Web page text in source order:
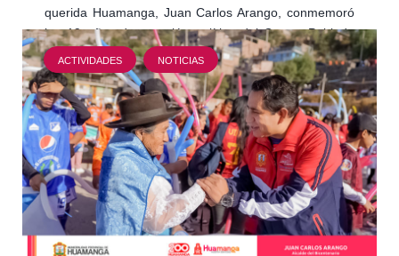
querida Huamanga, Juan Carlos Arango, conmemoró
los 19 años de creación política del Centro Poblado
de…
ACTIVIDADES NOTICIAS